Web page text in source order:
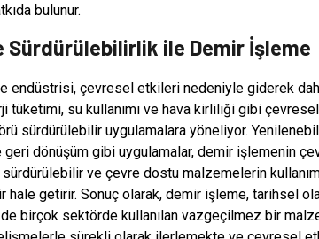
bulunur.
Sürdürülebilirlik ile Demir İşleme
endüstrisi, çevresel etkileri nedeniyle giderek
tüketimi, su kullanımı ve hava kirliliği gibi
sürdürülebilir uygulamalara yöneliyor.
dönüşüm gibi uygulamalar, demir işlemenin
sürdürülebilir ve çevre dostu malzemelerin
hale getirir. Sonuç olarak, demir işleme, tarihsel
birçok sektörde kullanılan vazgeçilmez bir